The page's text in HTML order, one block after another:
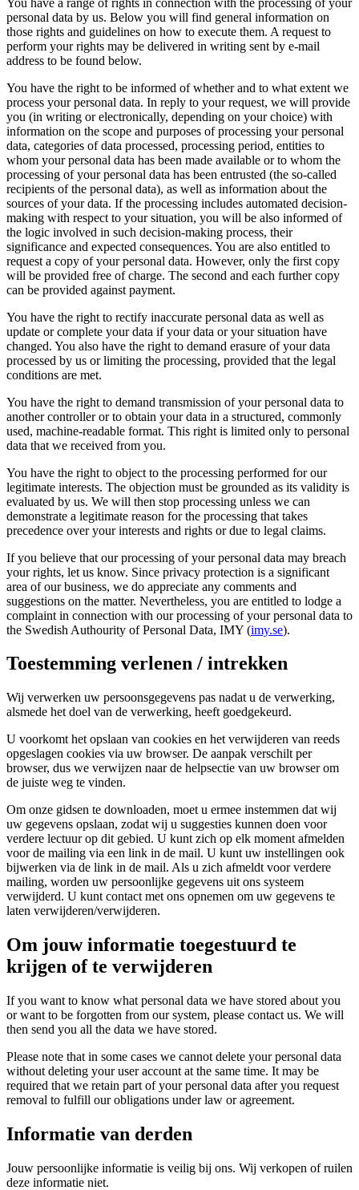
personal data by us. Below you will find general information on
those rights and guidelines on how to execute them. A request to
perform your rights may be delivered in writing sent by e-mail
address to be found below.
You have the right to be informed of whether and to what extent we
process your personal data. In reply to your request, we will provide
you (in writing or electronically, depending on your choice) with
information on the scope and purposes of processing your personal
data, categories of data processed, processing period, entities to
whom your personal data has been made available or to whom the
processing of your personal data has been entrusted (the so-called
recipients of the personal data), as well as information about the
sources of your data. If the processing includes automated decision-
making with respect to your situation, you will be also informed of
the logic involved in such decision-making process, their
significance and expected consequences. You are also entitled to
request a copy of your personal data. However, only the first copy
will be provided free of charge. The second and each further copy
can be provided against payment.
You have the right to rectify inaccurate personal data as well as
update or complete your data if your data or your situation have
changed. You also have the right to demand erasure of your data
processed by us or limiting the processing, provided that the legal
conditions are met.
You have the right to demand transmission of your personal data to
another controller or to obtain your data in a structured, commonly
used, machine-readable format. This right is limited only to personal
data that we received from you.
You have the right to object to the processing performed for our
legitimate interests. The objection must be grounded as its validity is
evaluated by us. We will then stop processing unless we can
demonstrate a legitimate reason for the processing that takes
precedence over your interests and rights or due to legal claims.
If you believe that our processing of your personal data may breach
your rights, let us know. Since privacy protection is a significant
area of our business, we do appreciate any comments and
suggestions on the matter. Nevertheless, you are entitled to lodge a
complaint in connection with our processing of your personal data to
the Swedish Authourity of Personal Data, IMY (imy.se).
Toestemming verlenen / intrekken
Wij verwerken uw persoonsgegevens pas nadat u de verwerking,
alsmede het doel van de verwerking, heeft goedgekeurd.
U voorkomt het opslaan van cookies en het verwijderen van reeds
opgeslagen cookies via uw browser. De aanpak verschilt per
browser, dus we verwijzen naar de helpsectie van uw browser om
de juiste weg te vinden.
Om onze gidsen te downloaden, moet u ermee instemmen dat wij
uw gegevens opslaan, zodat wij u suggesties kunnen doen voor
verdere lectuur op dit gebied. U kunt zich op elk moment afmelden
voor de mailing via een link in de mail. U kunt uw instellingen ook
bijwerken via de link in de mail. Als u zich afmeldt voor verdere
mailing, worden uw persoonlijke gegevens uit ons systeem
verwijderd. U kunt contact met ons opnemen om uw gegevens te
laten verwijderen/verwijderen.
Om jouw informatie toegestuurd te
krijgen of te verwijderen
If you want to know what personal data we have stored about you
or want to be forgotten from our system, please contact us. We will
then send you all the data we have stored.
Please note that in some cases we cannot delete your personal data
without deleting your user account at the same time. It may be
required that we retain part of your personal data after you request
removal to fulfill our obligations under law or agreement.
Informatie van derden
Jouw persoonlijke informatie is veilig bij ons. Wij verkopen of ruilen
deze informatie niet.